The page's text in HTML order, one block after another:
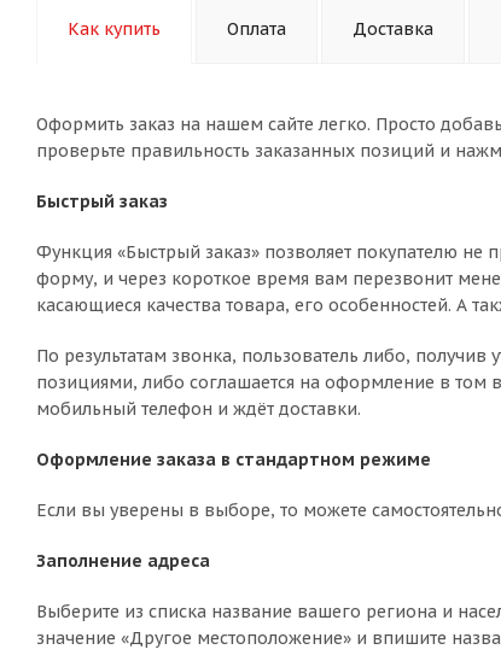
Как купить Оплата Доставка
Оформить заказ на нашем сайте легко. Просто
проверьте правильность заказанных позиций и
Быстрый заказ
Функция «Быстрый заказ» позволяет покупателю не
форму, и через короткое время вам перезвонит
касающиеся качества товара, его особенностей. А
По результатам звонка, пользователь либо,
позициями, либо соглашается на оформление в том
мобильный телефон и ждёт доставки.
Оформление заказа в стандартном режиме
Если вы уверены в выборе, то можете
Заполнение адреса
Выберите из списка название вашего региона и
значение «Другое местоположение» и впишите